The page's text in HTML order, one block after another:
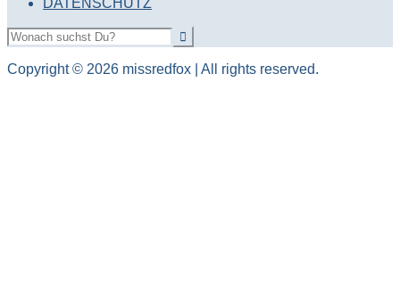
DATENSCHUTZ
Copyright © 2026 missredfox | All rights reserved.